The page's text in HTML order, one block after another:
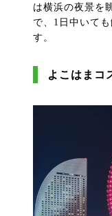
は横浜の夜景を
で、1日中いて
す。
よこはまコ